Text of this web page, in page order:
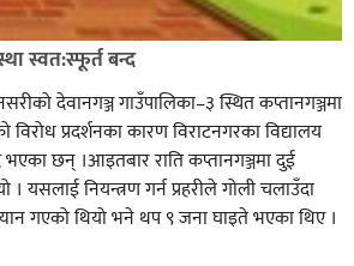
स्वत:स्फूर्त बन्द
देवानगञ्ज गाउँपालिका–३ स्थित कप्तानगञ्जमा
प्रदर्शनका कारण विराटनगरका विद्यालय
छन् ।आइतबार राति कप्तानगञ्जमा दुई
यसलाई नियन्त्रण गर्न प्रहरीले गोली चलाउँदा
गएको थियो भने थप ९ जना घाइते भएका थिए ।